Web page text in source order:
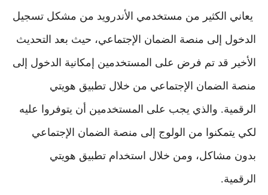
يعاني الكثير من مستخدمي الأندرويد من مشكل تسجيل
الدخول إلى منصة الضمان الإجتماعي، حيث بعد التحديث
الأخير قد تم فرض على المستخدمين إمكانية الدخول إلى
منصة الضمان الإجتماعي من خلال تطبيق هويتي
الرقمية. والذي يجب على المستخدمين أن يتوفروا عليه
لكي يتمكنوا من الولوج إلى منصة الضمان الإجتماعي
بدون مشاكل، ومن خلال استخدام تطبيق هويتي
الرقمية.